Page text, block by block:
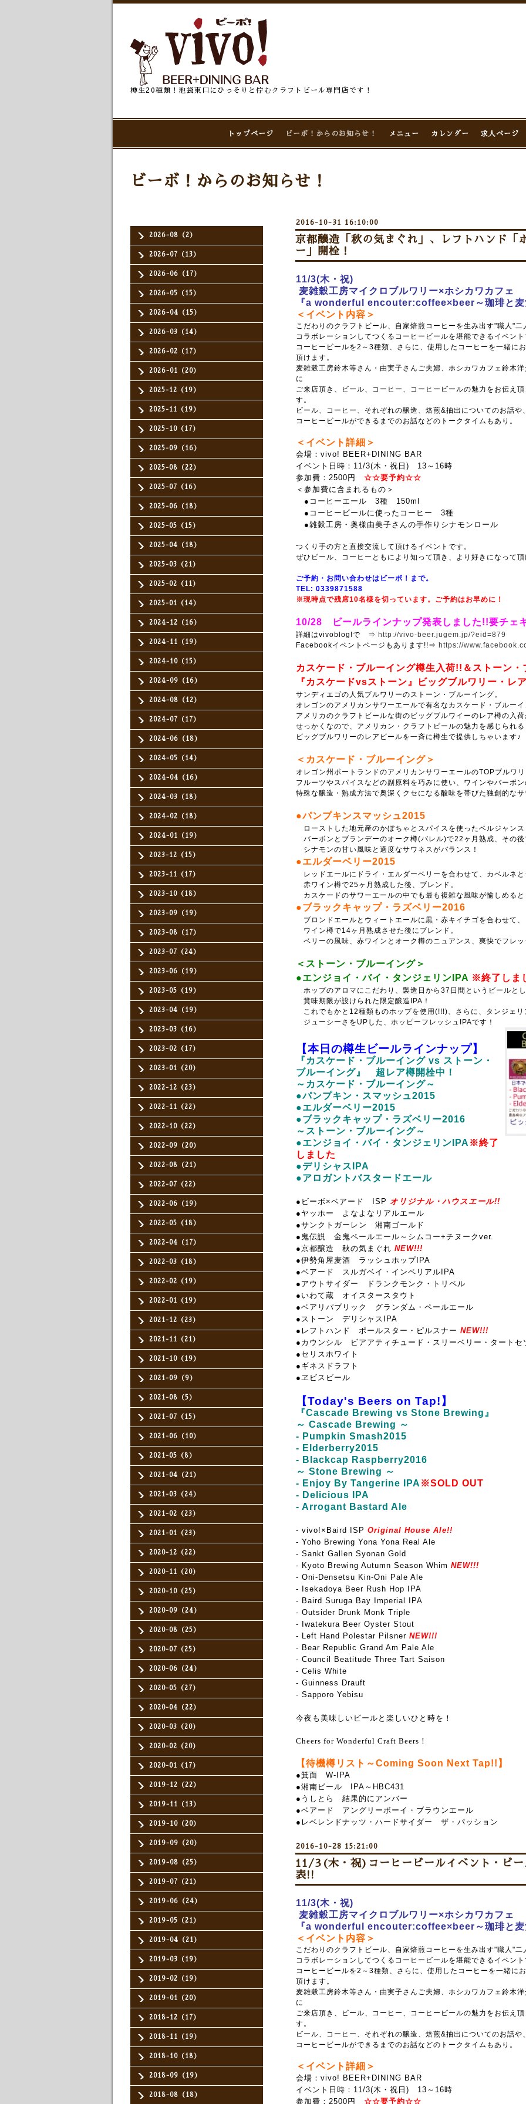
樽生20種類！池袋東口にひっそりと佇むクラフトビール専門店です！
トップページ ビーボ！からのお知らせ！ メニュー カレンダー 求人ページ
2026-08（2）
2026-07（13）
2026-06（17）
2026-05（15）
2026-04（15）
2026-03（14）
2026-02（17）
2026-01（20）
2025-12（19）
2025-11（19）
2025-10（17）
2025-09（16）
2025-08（22）
2025-07（16）
2025-06（18）
2025-05（15）
2025-04（18）
2025-03（21）
2025-02（11）
2025-01（14）
2024-12（16）
2024-11（19）
2024-10（15）
2024-09（16）
2024-08（12）
2024-07（17）
2024-06（18）
2024-05（14）
2024-04（16）
2024-03（18）
2024-02（18）
2024-01（19）
2023-12（15）
2023-11（17）
2023-10（18）
2023-09（19）
2023-08（17）
2023-07（24）
2023-06（19）
2023-05（19）
2023-04（19）
2023-03（16）
2023-02（17）
2023-01（20）
2022-12（23）
2022-11（22）
2022-10（22）
2022-09（20）
2022-08（21）
2022-07（22）
2022-06（19）
2022-05（18）
2022-04（17）
2022-03（18）
2022-02（19）
2022-01（19）
2021-12（23）
2021-11（21）
2021-10（19）
2021-09（9）
2021-08（5）
2021-07（15）
2021-06（10）
2021-05（8）
2021-04（21）
2021-03（24）
2021-02（23）
2021-01（23）
2020-12（22）
2020-11（20）
2020-10（25）
2020-09（24）
2020-08（25）
2020-07（25）
2020-06（24）
2020-05（27）
2020-04（22）
2020-03（20）
2020-02（20）
2020-01（17）
2019-12（22）
2019-11（13）
2019-10（20）
2019-09（20）
2019-08（25）
2019-07（21）
2019-06（24）
2019-05（21）
2019-04（21）
2019-03（19）
2019-02（19）
2019-01（20）
2018-12（17）
2018-11（19）
2018-10（18）
2018-09（19）
2018-08（18）
ビーボ！からのお知らせ！
2016-10-31 16:10:00
京都醸造「秋の気まぐれ」、レフトハンド「
ー」開栓！
11/3(木・祝)
麦雑穀工房マイクロブルワリー×ホシカワカフェ
『a wonderful encouter:coffee×beer ～珈琲と
＜イベント内容＞
こだわりのクラフトビール、自家焙煎コーヒーを生み出す"職人"二
コラボレーションしてつくるコーヒービールを堪能できるイベン
コーヒービールを2～3種類、さらに、使用したコーヒーを一緒に
頂けます。
麦雑穀工房鈴木等さん・由実子さんご夫婦、ホシカワカフェ鈴木
に
ご来店頂き、ビール、コーヒー、コーヒービールの魅力をお伝え
す。
ビール、コーヒー、それぞれの醸造、焙煎&抽出についてのお話や
コーヒービールができるまでのお話などのトークタイムもあり。
＜イベント詳細＞
会場：vivo! BEER+DINING BAR
イベント日時：11/3(木・祝日) 13～16時
参加費：2500円 ☆☆要予約☆☆
＜参加費に含まれるもの＞
●コーヒーエール 3種 150ml
●コーヒービールに使ったコーヒー 3種
●雑穀工房・奥様由美子さんの手作りシナモンロール
つくり手の方と直接交流して頂けるイベントです。
ぜひビール、コーヒーともにより知って頂き、より好きになって
ご予約・お問い合わせはビーボ！まで。
TEL: 0339871588
※現時点で残席10名様を切っています。ご予約はお早めに！
10/28 ビールラインナップ発表しました!!要チェ
詳細はvivoblog!で ⇒ http://vivo-beer.jugem.jp/?eid=879
Facebookイベントページもあります!!⇒ https://
カスケード・ブルーイング樽生入荷!!＆ストーン
『カスケードvsストーン』ビッグブルワリー・レ
サンディエゴの人気ブルワリーのストーン・ブルーイング。
オレゴンのアメリカンサワーエールで有名なカスケード・ブルー
アメリカのクラフトビールな街のビッグブルワイーのレア樽の入
せっかくなので、アメリカン・クラフトビールの魅力を感じられる
ビッグブルワリーのレアビールを一斉に樽生で提供しちゃいます♪
＜カスケード・ブルーイング＞
オレゴン州ポートランドのアメリカンサワーエールのTOPブルワ
フルーツやスパイスなどの副原料を巧みに使い、ワインやバーボ
特殊な醸造・熟成方法で奥深くクセになる酸味を帯びた独創的な
●パンプキンスマッシュ2015
ローストした地元産のかぼちゃとスパイスを使ったベルジャン
バーボンとブランデーのオーク樽(バレル)で22ヶ月熟成、 その
シナモンの甘い風味と適度なサワネスがバランス！
●エルダーベリー2015
レッドエールにドライ・エルダーベリーを合わせて、カベルネ
赤ワイン樽で25ヶ月熟成した後、ブレンド。
カスケードのサワーエールの中でも最も複雑な風味が愉しめる
●ブラックキャップ・ラズベリー2016
ブロンドエールとウィートエールに黒・赤キイチゴを合わせて、
ワイン樽で14ヶ月熟成させた後にブレンド。
ベリーの風味、赤ワインとオーク樽のニュアンス、爽快でフレ
＜ストーン・ブルーイング＞
●エンジョイ・バイ・タンジェリンIPA ※終了しま
ホップのアロマにこだわり、製造日から37日間というビールと
賞味期限が設けられた限定醸造IPA！
これでもかと12種類ものホップを使用(!!!)、さらに、タンジェリ
ジューシーさをUPした、ホッピーフレッシュIPAです！
【本日の樽生ビールラインナップ】
『カスケード・ブルーイング vs ストーン・
ブルーイング』 超レア樽開栓中！
～カスケード・ブルーイング～
●パンプキン・スマッシュ2015
●エルダーベリー2015
●ブラックキャップ・ラズベリー2016
～ストーン・ブルーイング～
●エンジョイ・バイ・タンジェリンIPA ※終了
しました
●デリシャスIPA
●アロガントバスタードエール
●ビーボ×ベアード ISP オリジナル・ハウスエール!!
●ヤッホー よなよなリアルエール
●サンクトガーレン 湘南ゴールド
●鬼伝説 金鬼ペールエール～シムコー+チヌークver.
●京都醸造 秋の気まぐれ NEW!!!
●伊勢角屋麦酒 ラッシュホップIPA
●ベアード スルガベイ・インペリアルIPA
●アウトサイダー ドランクモンク・トリペル
●いわて蔵 オイスタースタウト
●ベアリパブリック グランダム・ペールエール
●ストーン デリシャスIPA
●レフトハンド ポールスター・ピルスナー NEW!!!
●カウンシル ビアアティチュード・スリーベリー・タートセ
●セリスホワイト
●ギネスドラフト
●ヱビスビール
【Today's Beers on Tap!】
『Cascade Brewing vs Stone Brewing』
～ Cascade Brewing ～
- Pumpkin Smash2015
- Elderberry2015
- Blackcap Raspberry2016
～ Stone Brewing ～
- Enjoy By Tangerine IPA ※SOLD OUT
- Delicious IPA
- Arrogant Bastard Ale
- vivo!×Baird ISP Original House Ale!!
- Yoho Brewing Yona Yona Real Ale
- Sankt Gallen Syonan Gold
- Kyoto Brewing Autumn Season Whim NEW!!!
- Oni-Densetsu Kin-Oni Pale Ale
- Isekadoya Beer Rush Hop IPA
- Baird Suruga Bay Imperial IPA
- Outsider Drunk Monk Triple
- Iwatekura Beer Oyster Stout
- Left Hand Polestar Pilsner NEW!!!
- Bear Republic Grand Am Pale Ale
- Council Beatitude Three Tart Saison
- Celis White
- Guinness Drauft
- Sapporo Yebisu
今夜も美味しいビールと楽しいひと時を！
Cheers for Wonderful Craft Beers！
【待機樽リスト～Coming Soon Next Tap!!】
●箕面 W-IPA
●湘南ビール IPA～HBC431
●うしとら 結果的にアンバー
●ベアード アングリーボーイ・ブラウンエール
●レベレンドナッツ・ハードサイダー ザ・パッション
2016-10-28 15:21:00
11/3(木・祝)コーヒービールイベント・ビー
表!!
11/3(木・祝)
麦雑穀工房マイクロブルワリー×ホシカワカフェ
『a wonderful encouter:coffee×beer ～珈琲と
＜イベント内容＞
こだわりのクラフトビール、自家焙煎コーヒーを生み出す"職人"二
コラボレーションしてつくるコーヒービールを堪能できるイベン
コーヒービールを2～3種類、さらに、使用したコーヒーを一緒に
頂けます。
麦雑穀工房鈴木等さん・由実子さんご夫婦、ホシカワカフェ鈴木
に
ご来店頂き、ビール、コーヒー、コーヒービールの魅力をお伝え
す。
ビール、コーヒー、それぞれの醸造、焙煎&抽出についてのお話や
コーヒービールができるまでのお話などのトークタイムもあり。
＜イベント詳細＞
会場：vivo! BEER+DINING BAR
イベント日時：11/3(木・祝日) 13～16時
参加費：2500円 ☆☆要予約☆☆